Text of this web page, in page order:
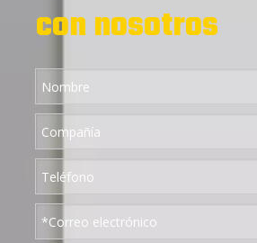
con nosotros